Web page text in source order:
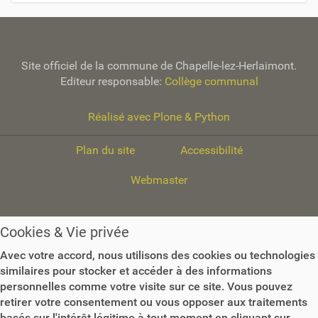
i
a
n
Site officiel de la commune de Chapelle-lez-Herlaimont.
Editeur responsable: Collège communal
Réalisé avec Plone & Python
Plan du site Accessibilité
Webmaster
Cookies & Vie privée
Avec votre accord, nous utilisons des cookies ou technologies
similaires pour stocker et accéder à des informations
personnelles comme votre visite sur ce site. Vous pouvez
retirer votre consentement ou vous opposer aux traitements